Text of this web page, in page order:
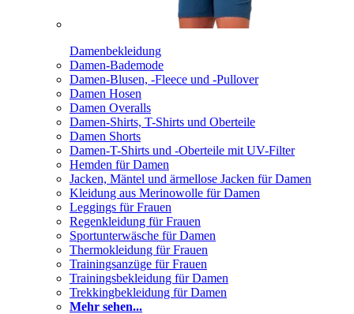
Damenbekleidung
Damen-Bademode
Damen-Blusen, -Fleece und -Pullover
Damen Hosen
Damen Overalls
Damen-Shirts, T-Shirts und Oberteile
Damen Shorts
Damen-T-Shirts und -Oberteile mit UV-Filter
Hemden für Damen
Jacken, Mäntel und ärmellose Jacken für Damen
Kleidung aus Merinowolle für Damen
Leggings für Frauen
Regenkleidung für Frauen
Sportunterwäsche für Damen
Thermokleidung für Frauen
Trainingsanzüge für Frauen
Trainingsbekleidung für Damen
Trekkingbekleidung für Damen
Mehr sehen...